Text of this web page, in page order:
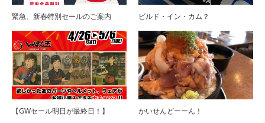
緊急、新春特別セールのご案内 ビルド・イン・カム？
【GWセール明日が最終日！】 かいせんどーーん！